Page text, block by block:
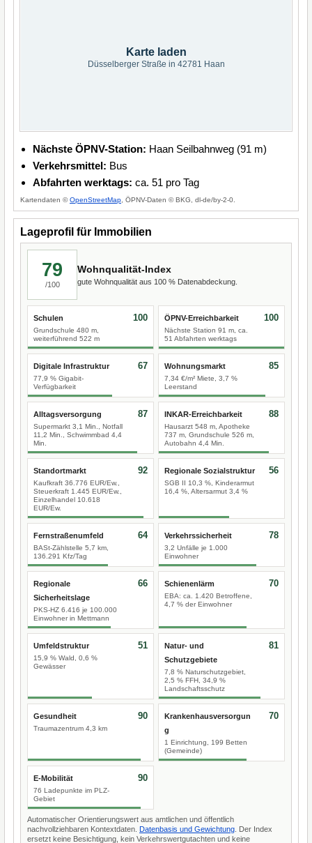
Karte laden
Düsselberger Straße in 42781 Haan
Nächste ÖPNV-Station: Haan Seilbahnweg (91 m)
Verkehrsmittel: Bus
Abfahrten werktags: ca. 51 pro Tag
Kartendaten ©OpenStreetMap , ÖPNV-Daten © BKG, dl-de/by-2-0.
Lageprofil für Immobilien
79
/100
Wohnqualität-Index
gute Wohnqualität aus 100 % Datenabdeckung.
Schulen
Grundschule 480 m,
weiterführend 522 m
100 ÖPNV-Erreichbarkeit
Nächste Station 91 m, ca.
51 Abfahrten werktags
100
Digitale Infrastruktur
77,9 % Gigabit-
Verfügbarkeit
67 Wohnungsmarkt
7,34 €/m² Miete, 3,7 %
Leerstand
85
Alltagsversorgung
Supermarkt 3,1 Min., Notfall
11,2 Min., Schwimmbad 4,4
Min.
87 INKAR-Erreichbarkeit
Hausarzt 548 m, Apotheke
737 m, Grundschule 526 m,
Autobahn 4,4 Min.
88
Standortmarkt
Kaufkraft 36.776 EUR/Ew.,
Steuerkraft 1.445 EUR/Ew.,
Einzelhandel 10.618
EUR/Ew.
92 Regionale Sozialstruktur
SGB II 10,3 %, Kinderarmut
16,4 %, Altersarmut 3,4 %
56
Fernstraßenumfeld
BASt-Zählstelle 5,7 km,
136.291 Kfz/Tag
64 Verkehrssicherheit
3,2 Unfälle je 1.000
Einwohner
78
Regionale
Sicherheitslage
PKS-HZ 6.416 je 100.000
Einwohner in Mettmann
66 Schienenlärm
EBA: ca. 1.420 Betroffene,
4,7 % der Einwohner
70
Umfeldstruktur
15,9 % Wald, 0,6 %
Gewässer
51
Natur- und
Schutzgebiete
7,8 % Naturschutzgebiet,
2,5 % FFH, 34,9 %
Landschaftsschutz
81
Gesundheit
Traumazentrum 4,3 km
90
Krankenhausversorgun
g
1 Einrichtung, 199 Betten
(Gemeinde)
70
E-Mobilität
76 Ladepunkte im PLZ-
Gebiet
90
Automatischer Orientierungswert aus amtlichen und öffentlich
nachvollziehbaren Kontextdaten. Datenbasis und Gewichtung . Der Index
ersetzt keine Besichtigung, kein Verkehrswertgutachten und keine